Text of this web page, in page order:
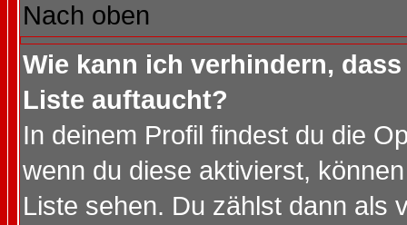
Nach oben
Wie kann ich verhindern,
Liste auftaucht?
In deinem Profil findest du die
wenn du diese aktivierst,
Liste sehen. Du zählst dann als